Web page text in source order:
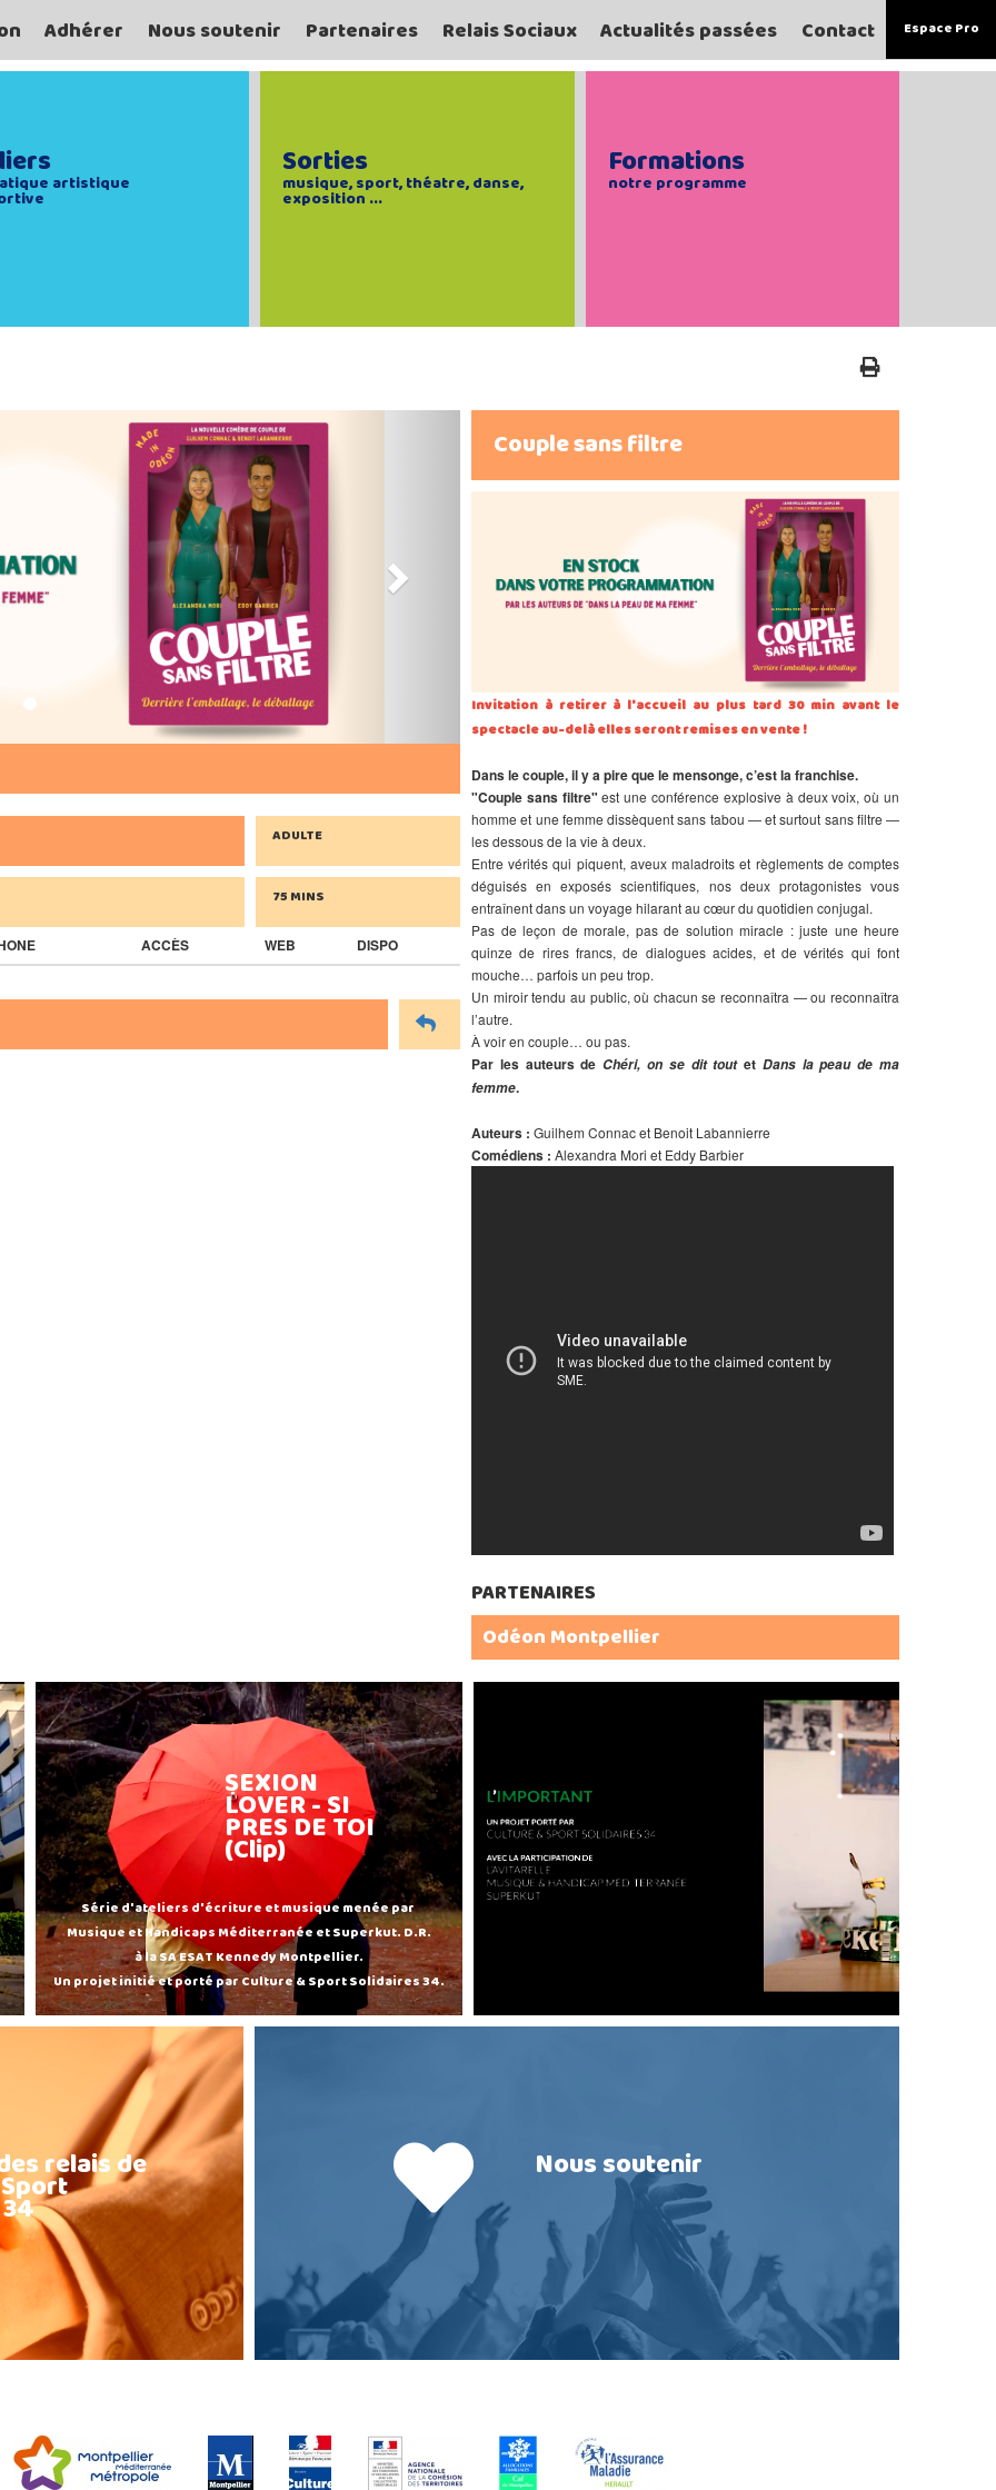
Espace Pro
Adhérer Nous soutenir Partenaires Relais Sociaux Actualités passées Contact
artistique Sorties
musique, sport, théatre, danse,
exposition ...
Formations
notre programme
Next
ADULTE
75 MINS
ACCÈS WEB DISPO
Couple sans filtre
Invitation à retirer à l'accueil au plus tard 30 min avant le
spectacle au-delà elles seront remises en vente !
Dans le couple, il y a pire que le mensonge, c’est la franchise.
"Couple sans filtre" est une conférence explosive à deux voix, où un
homme et une femme dissèquent sans tabou — et surtout sans filtre —
les dessous de la vie à deux.
Entre vérités qui piquent, aveux maladroits et règlements de comptes
déguisés en exposés scientifiques, nos deux protagonistes vous
entraînent dans un voyage hilarant au cœur du quotidien conjugal.
Pas de leçon de morale, pas de solution miracle : juste une heure
quinze de rires francs, de dialogues acides, et de vérités qui font
mouche… parfois un peu trop.
Un miroir tendu au public, où chacun se reconnaîtra — ou reconnaîtra
l’autre.
À voir en couple… ou pas.
Par les auteurs de Chéri, on se dit toutet Dans la peau de ma
femme.
Auteurs : Guilhem Connac et Benoit Labannierre
Comédiens : Alexandra Mori et Eddy Barbier
PARTENAIRES
Odéon Montpellier
SEXION
LOVER - SI
PRES DE TOI
(Clip)
Série d'ateliers d'écriture et musique menée par
Musique et Handicaps Méditerranée et Superkut. D.R.
à la SA ESAT Kennedy Montpellier.
Un projet initié et porté par Culture & Sport Solidaires 34.
relais de Nous soutenir